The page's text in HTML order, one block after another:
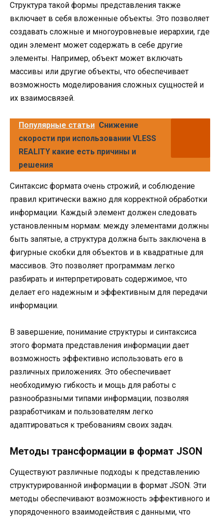
Структура такой формы представления также
включает в себя вложенные объекты. Это позволяет
создавать сложные и многоуровневые иерархии, где
один элемент может содержать в себе другие
элементы. Например, объект может включать
массивы или другие объекты, что обеспечивает
возможность моделирования сложных сущностей и
их взаимосвязей.
Популярные статьи Снижение
скорости при использовании VLESS
REALITY какие есть причины и
решения
Синтаксис формата очень строжий, и соблюдение
правил критически важно для корректной обработки
информации. Каждый элемент должен следовать
установленным нормам: между элементами должны
быть запятые, а структура должна быть заключена в
фигурные скобки для объектов и в квадратные для
массивов. Это позволяет программам легко
разбирать и интерпретировать содержимое, что
делает его надежным и эффективным для передачи
информации.
В завершение, понимание структуры и синтаксиса
этого формата представления информации дает
возможность эффективно использовать его в
различных приложениях. Это обеспечивает
необходимую гибкость и мощь для работы с
разнообразными типами информации, позволяя
разработчикам и пользователям легко
адаптироваться к требованиям своих задач.
Методы трансформации в формат JSON
Существуют различные подходы к представлению
структурированной информации в формат JSON. Эти
методы обеспечивают возможность эффективного и
упорядоченного взаимодействия с данными, что